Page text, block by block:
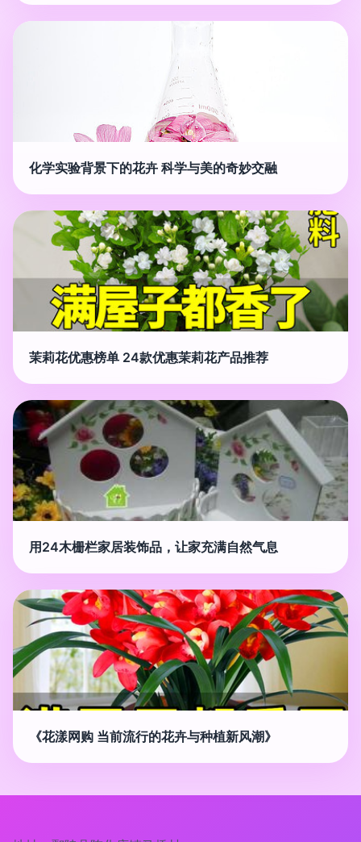
化学实验背景下的花卉 科学与美的奇妙交融
茉莉花优惠榜单 24款优惠茉莉花产品推荐
用24木栅栏家居装饰品，让家充满自然气息
《花漾网购 当前流行的花卉与种植新风潮》